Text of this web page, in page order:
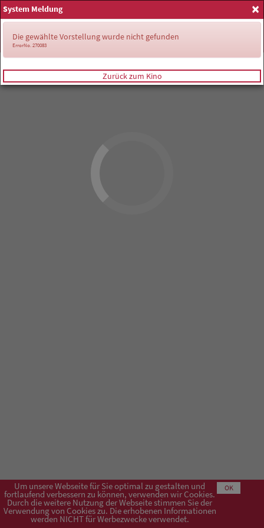
Anmelden
Um unsere Webseite für Sie optimal zu gestalten und
fortlaufend verbessern zu können, verwenden wir Cookies.
Durch die weitere Nutzung der Webseite stimmen Sie der
Verwendung von Cookies zu. Die erhobenen Informationen
werden NICHT für Werbezwecke verwendet.
OK
×
System Meldung
Die gewählte Vorstellung wurde nicht gefunden
ErrorNo. 270083
Zurück zum Kino
Impressum AGB Datenschutzerklärung